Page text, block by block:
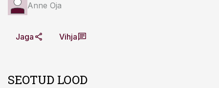
Anne Oja
Jaga Vihja
SEOTUD LOOD